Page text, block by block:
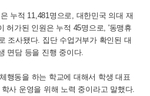
누적 11,481명으로, 대한민국 의대 재
허가된 인원은 누적 45명으로, '동맹휴
조사됐다. 집단 수업거부가 확인된 대
면담 등을 진행 중이다.
행동을 하는 학교에 대해서 학생 대표
사 운영을 위해 노력 중이라고 말했다.